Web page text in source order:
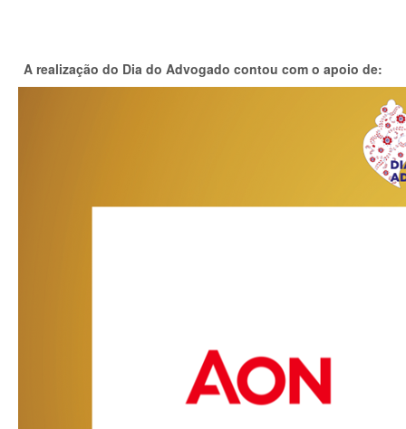
A realização do Dia do Advogado contou com o apoio de: